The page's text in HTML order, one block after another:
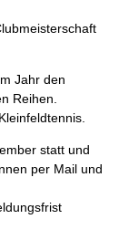
Jahr den
Reihen.
statt und
per Mail und